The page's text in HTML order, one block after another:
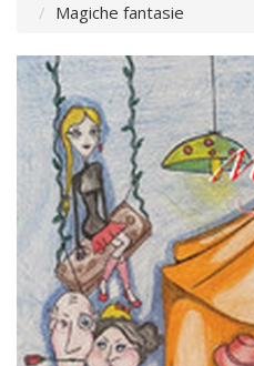
Magiche fantasie